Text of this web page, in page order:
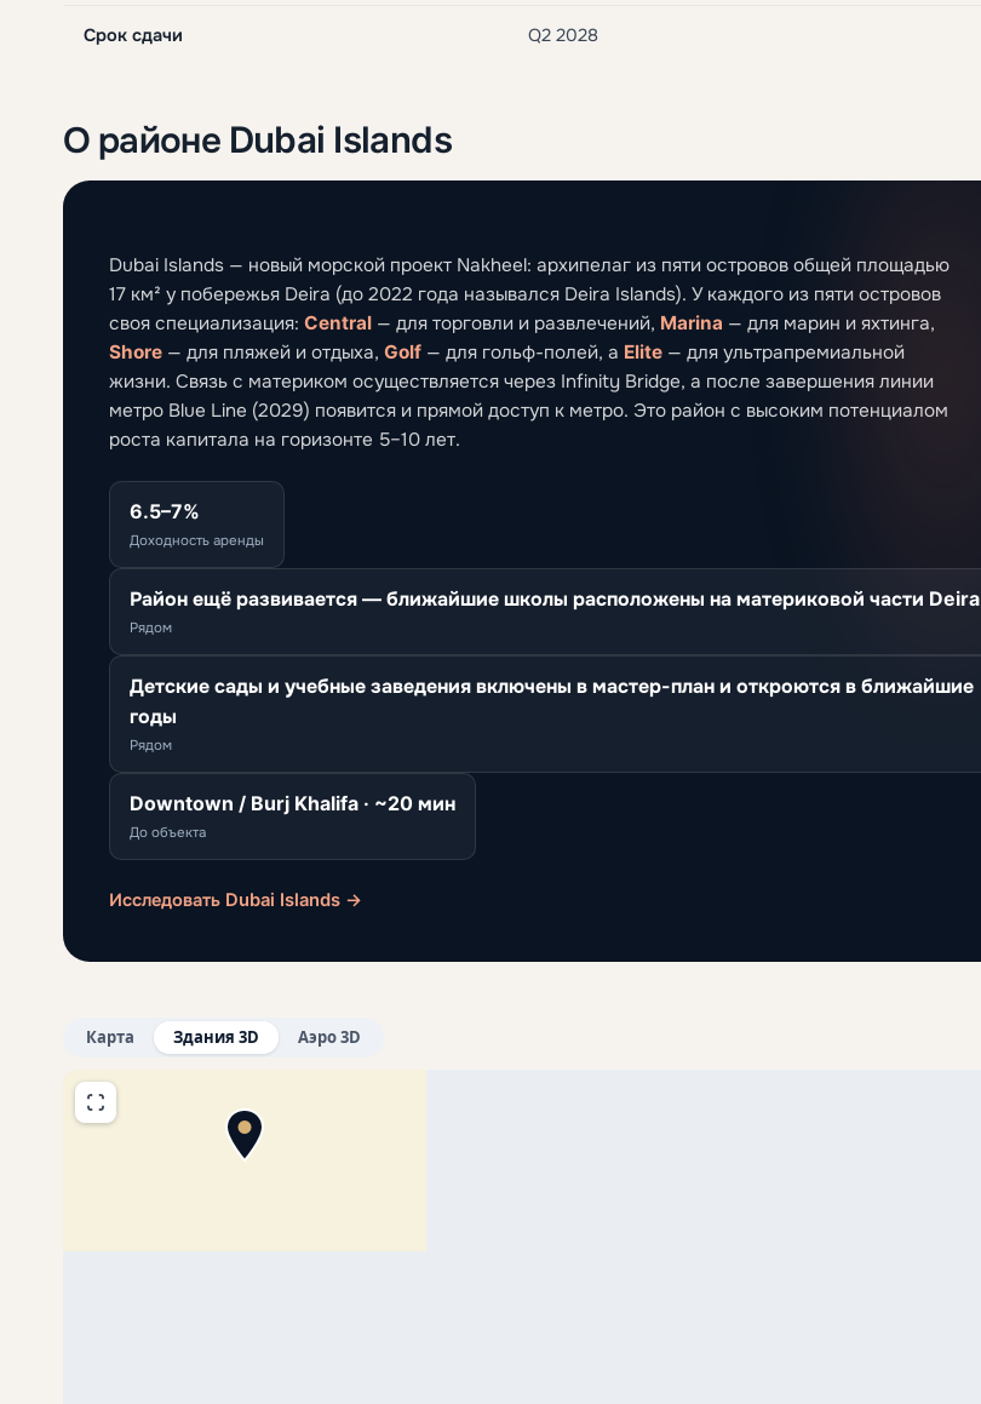
Срок сдачи Q2 2028
О районе Dubai Islands
Dubai Islands — новый морской проект Nakheel: архипелаг из пяти островов общей площадью
17 км² у побережья Deira (до 2022 года назывался Deira Islands). У каждого из пяти островов
своя специализация: Central — для торговли и развлечений, Marina — для марин и яхтинга,
Shore — для пляжей и отдыха, Golf — для гольф-полей, а Elite — для ультрапремиальной
жизни. Связь с материком осуществляется через Infinity Bridge, а после завершения линии
метро Blue Line (2029) появится и прямой доступ к метро. Это район с высоким потенциалом
роста капитала на горизонте 5–10 лет.
6.5–7%
Доходность аренды
Район ещё развивается — ближайшие школы расположены на материковой части Deira
Рядом
Детские сады и учебные заведения включены в мастер-план и откроются в ближайшие
годы
Рядом
Downtown / Burj Khalifa · ~20 мин
До объекта
Исследовать Dubai Islands →
Карта Здания 3D Аэро 3D